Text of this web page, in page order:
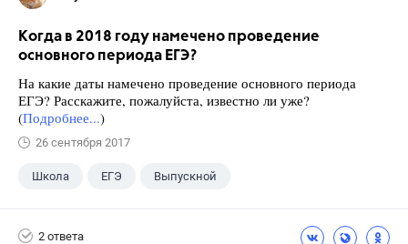
Когда в 2018 году намечено проведение
основного периода ЕГЭ?
На какие даты намечено проведение основного периода
ЕГЭ? Расскажите, пожалуйста, известно ли уже?
(Подробнее...)
26 сентября 2017
Школа ЕГЭ Выпускной
2 ответа